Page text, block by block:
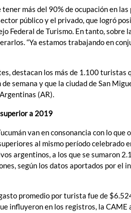
más del 90% de ocupación en
público y el privado, que logró
Federal de Turismo. En tanto,
“Ya estamos trabajando en
destacan los más de 1.100
semana y que la ciudad de San
(AR).
a 2019
van en consonancia con lo
al mismo período celebrado
argentinos, a los que se sumaron
según los datos aportados por el
promedio por turista fue de
influyeron en los registros, la